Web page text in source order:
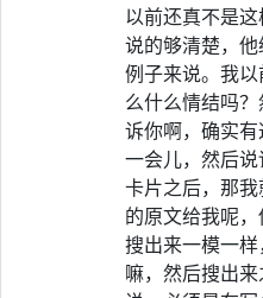
以前还真不是
说的够清楚，
例子来说。我
么什么情结吗
诉你啊，确实
一会儿，然后
卡片之后，那
的原文给我呢
搜出来一模一
嘛，然后搜出